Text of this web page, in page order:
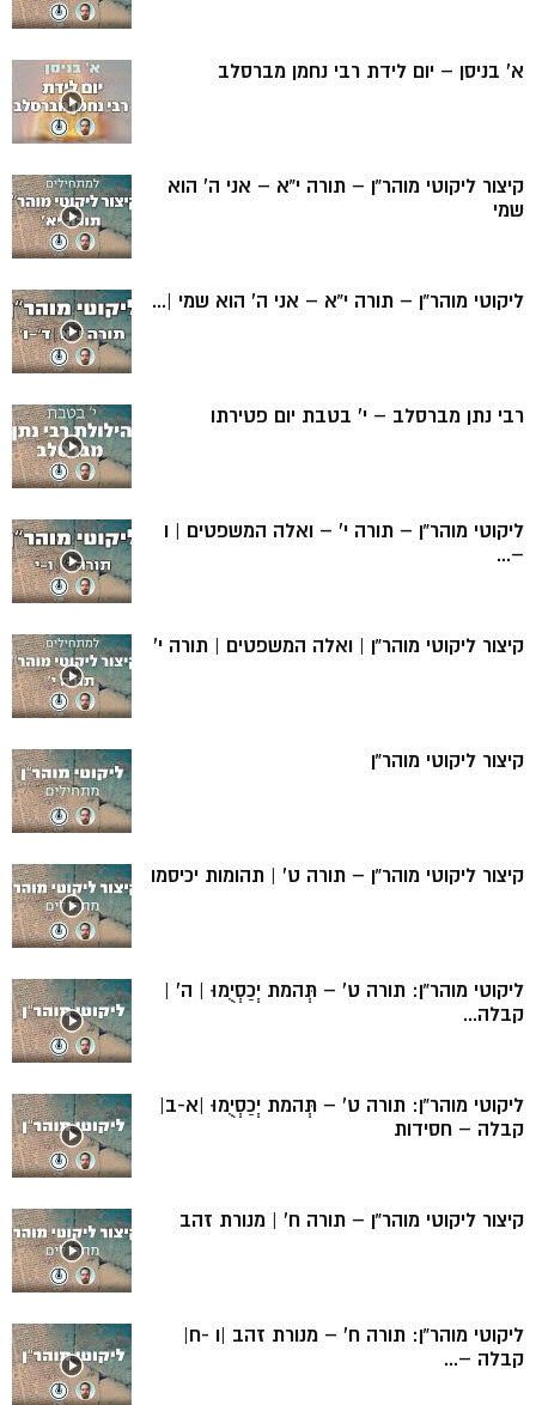
א’ בניסן – יום לידת רבי נחמן מברסלב
קיצור ליקוטי מוהר”ן – תורה י”א – אני ה’ הוא
שמי
ליקוטי מוהר”ן – תורה י”א – אני ה’ הוא שמי |...
רבי נתן מברסלב – י’ בטבת יום פטירתו
ליקוטי מוהר”ן – תורה י’ – ואלה המשפטים | ו
–...
קיצור ליקוטי מוהר”ן | ואלה המשפטים | תורה י’
קיצור ליקוטי מוהר”ן
קיצור ליקוטי מוהר”ן – תורה ט’ | תהומות יכיסמו
ליקוטי מוהר”ן: תורה ט’ – תְּהמת יְכַסְיֻמוּ | ה’ |
קבלה...
ליקוטי מוהר”ן: תורה ט’ – תְּהמת יְכַסְיֻמוּ |א-ב|
קבלה – חסידות
קיצור ליקוטי מוהר”ן – תורה ח’ | מנורת זהב
ליקוטי מוהר”ן: תורה ח’ – מנורת זהב |ו -ח|
קבלה –...